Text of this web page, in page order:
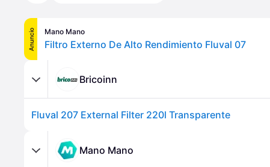
Anuncio Mano Mano
Filtro Externo De Alto Rendimiento Fluval 07
Bricoinn
Fluval 207 External Filter 220l Transparente
Mano Mano